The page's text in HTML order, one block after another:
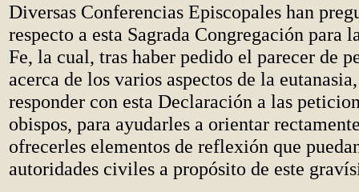
Diversas Conferencias Episcopales han
respecto a esta Sagrada Congregación para
Fe, la cual, tras haber pedido el parecer de
acerca de los varios aspectos de la
responder con esta Declaración a las
obispos, para ayudarles a orientar
ofrecerles elementos de reflexión que
autoridades civiles a propósito de este